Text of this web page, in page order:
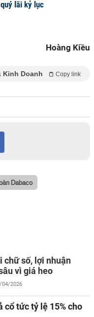
lãi kỷ lục
Hoàng Kiều
Kinh Doanh Copy link
Dabaco
chữ số, lợi nhuận
vì giá heo
04/2026
cổ tức tỷ lệ 15% cho